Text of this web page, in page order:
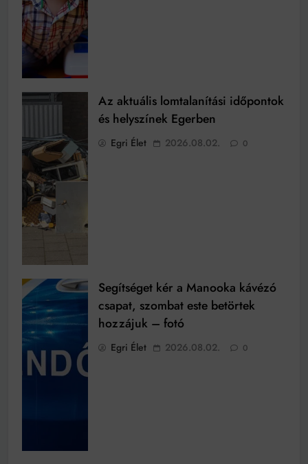
Az aktuális lomtalanítási időpontok
és helyszínek Egerben
Egri Élet 2026.08.02. 0
Segítséget kér a Manooka kávézó
csapat, szombat este betörtek
hozzájuk – fotó
Egri Élet 2026.08.02. 0